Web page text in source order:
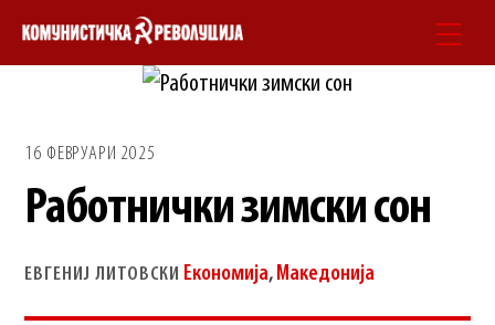
Skip
16 ФЕВРУАРИ 2025
Работнички зимски сон
ЕВГЕНИЈ ЛИТОВСКИ Економија,Македонија